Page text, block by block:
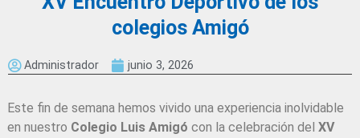
colegios Amigó
Administrador junio 3, 2026
Este fin de semana hemos vivido una experiencia inolvidable
en nuestro Colegio Luis Amigó con la celebración del XV